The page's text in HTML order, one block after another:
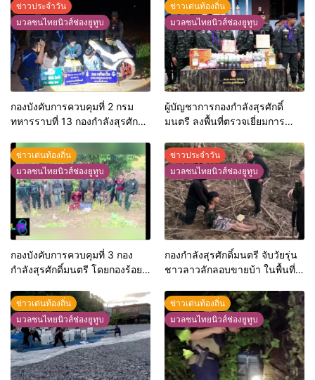
ข่าวประจำวัน
มวลชนไทยนิวส์ช่องยูทูบ
กองบังคับการควบคุมที่ 2 กรม
ทหารราบที่ 13 กองกำลังสุรศักดิ์
พร้อมของกลางยาบ้า 202,000
เม็ด อ.สังคม จ.หนองคาย
ข่าวเด่นท้องถิ่น
มวลชนไทยนิวส์ช่องยูทูบ
ผู้บัญชาการกองกำลังสุรศักดิ์
มนตรี ลงพื้นที่ตรวจเยี่ยมการ
ชายแดนไทย-ลาว
ข่าวเด่นท้องถิ่น
มวลชนไทยนิวส์ช่องยูทูบ
กองบังคับการควบคุมที่ 3 กอง
กำลังสุรศักดิ์มนตรี โดยกองร้อย
ยาบ้า
ข่าวประจำวัน
มวลชนไทยนิวส์ช่องยูทูบ
กองกำลังสุรศักดิ์มนตรี จับวัยรุ่น
ชาวลาวลักลอบขายบ้า ในพื้นที่
ข่าวเด่นท้องถิ่น
มวลชนไทยนิวส์ช่องยูทูบ
ข่าวเด่นท้องถิ่น
มวลชนไทยนิวส์ช่องยูทูบ